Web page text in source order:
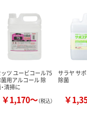
ツ ユービコール75
菌用アルコール 除
清掃に
￥1,170～（税込）
サラヤ サ
除菌
￥